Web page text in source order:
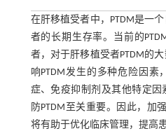
在肝移植受者中，PTDM是一
者的长期生存率。当前的
者，对于肝移植受者PTDM的
响PTDM发生的多种危险因素
症、免疫抑制剂及其他特定因
防PTDM至关重要。因此，加
将有助于优化临床管理，提高